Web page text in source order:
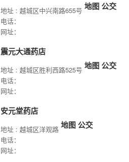
地址 : 越城区中兴南路655号 地图公交
电话：
网址：
震元大通药店
地址 : 越城区胜利西路525号 地图公交
电话：
网址：
安元堂药店
地址 : 越城区洋观路 地图公交
电话：
网址：